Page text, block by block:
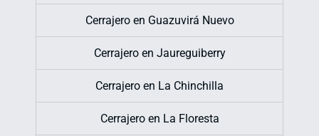
Cerrajero en Guazuvirá Nuevo
Cerrajero en Jaureguiberry
Cerrajero en La Chinchilla
Cerrajero en La Floresta